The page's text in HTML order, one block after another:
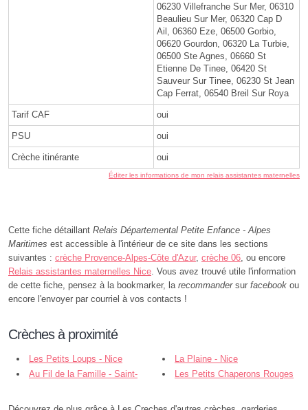
06230 Villefranche Sur Mer, 06310
Beaulieu Sur Mer, 06320 Cap D
Ail, 06360 Eze, 06500 Gorbio,
06620 Gourdon, 06320 La Turbie,
06500 Ste Agnes, 06660 St
Etienne De Tinee, 06420 St
Sauveur Sur Tinee, 06230 St Jean
Cap Ferrat, 06540 Breil Sur Roya
Tarif CAF oui
PSU oui
Crèche itinérante oui
Éditer les informations de mon relais assistantes maternelles
Cette fiche détaillant Relais Départemental Petite Enfance - Alpes
Maritimes est accessible à l'intérieur de ce site dans les sections
suivantes : crèche Provence-Alpes-Côte d'Azur, crèche 06 , ou encore
Relais assistantes maternelles Nice . Vous avez trouvé utile l'information
de cette fiche, pensez à la bookmarker, la recommandersur facebook ou
encore l'envoyer par courriel à vos contacts !
Crèches à proximité
Les Petits Loups - Nice
La Plaine - Nice
Au Fil de la Famille - Saint-
Les Petits Chaperons Rouges